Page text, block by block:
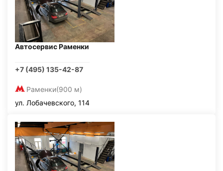
Автосервис Раменки
+7 (495) 135-42-87
Раменки(900 м)
ул. Лобачевского, 114